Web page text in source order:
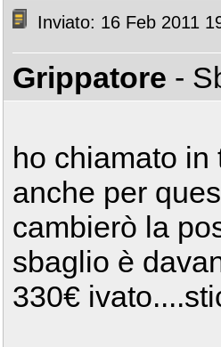
Inviato: 16 Feb 2011
Grippatore -
ho chiamato in
anche per
cambierò la
sbaglio è
330€